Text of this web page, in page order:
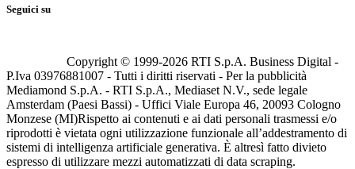
Seguici su
Copyright © 1999-2026 RTI S.p.A. Business Digital -
P.Iva 03976881007 - Tutti i diritti riservati - Per la pubblicità
Mediamond S.p.A. - RTI S.p.A., Mediaset N.V., sede legale
Amsterdam (Paesi Bassi) - Uffici Viale Europa 46, 20093 Cologno
Monzese (MI)Rispetto ai contenuti e ai dati personali trasmessi e/o
riprodotti è vietata ogni utilizzazione funzionale all’addestramento di
sistemi di intelligenza artificiale generativa. È altresì fatto divieto
espresso di utilizzare mezzi automatizzati di data scraping.